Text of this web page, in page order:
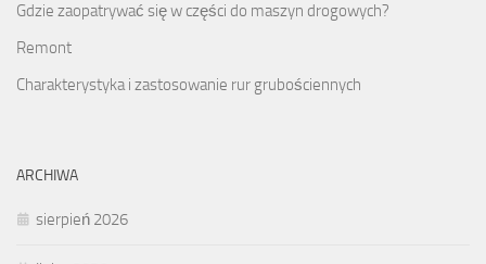
Gdzie zaopatrywać się w części do maszyn drogowych?
Remont
Charakterystyka i zastosowanie rur grubościennych
ARCHIWA
sierpień 2026